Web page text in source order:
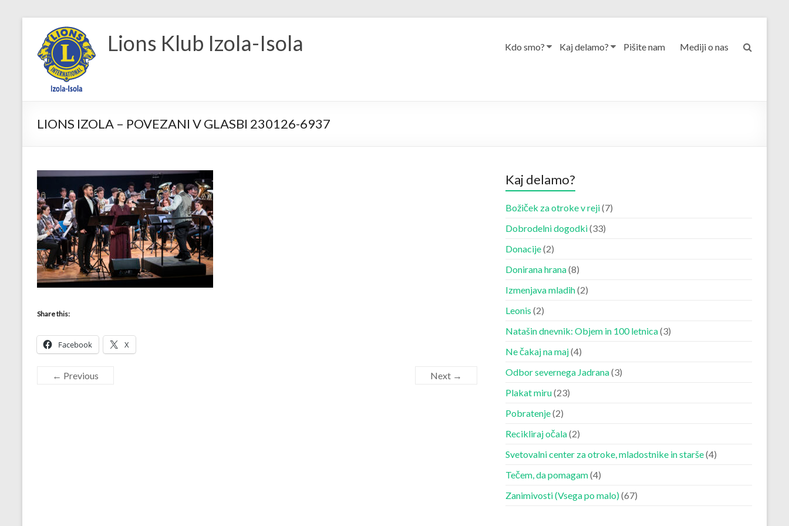
content
Lions Klub Izola-Isola Kdo smo? Kaj delamo? Pišite nam Mediji o nas
LIONS IZOLA – POVEZANI V GLASBI 230126-6937
Share this:
Facebook X
← Previous Next →
Kaj delamo?
Božiček za otroke v reji(7)
Dobrodelni dogodki(33)
Donacije(2)
Donirana hrana(8)
Izmenjava mladih(2)
Leonis (2)
Natašin dnevnik: Objem in 100 letnica(3)
Ne čakaj na maj(4)
Odbor severnega Jadrana(3)
Plakat miru(23)
Pobratenje(2)
Recikliraj očala(2)
Svetovalni center za otroke, mladostnike in starše(4)
Tečem, da pomagam(4)
Zanimivosti (Vsega po malo)(67)